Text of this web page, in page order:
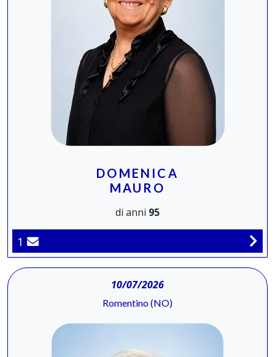
DOMENICA
MAURO
di anni 95
1
10/07/2026
Romentino (NO)